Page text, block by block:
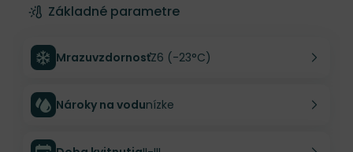
Základné parametre
MrazuvzdornosťZ6 (-23°C)
Nároky na vodunízke